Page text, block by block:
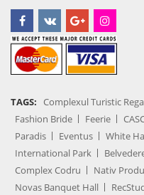
TAGS: Complexul Turistic
Fashion Bride
Feerie
Paradis
Eventus White
International Park
Complex Codru
Nativ
Novas Banquet Hall